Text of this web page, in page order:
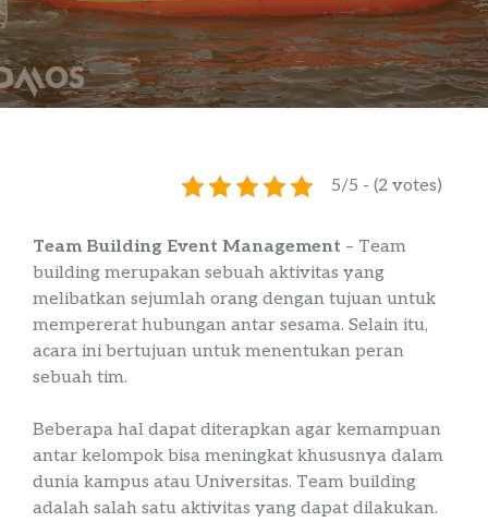
5/5 - (2 votes)
Team Building Event Management – Team
building merupakan sebuah aktivitas yang
melibatkan sejumlah orang dengan tujuan untuk
mempererat hubungan antar sesama. Selain itu,
acara ini bertujuan untuk menentukan peran
sebuah tim.
Beberapa hal dapat diterapkan agar kemampuan
antar kelompok bisa meningkat khususnya dalam
dunia kampus atau Universitas. Team building
adalah salah satu aktivitas yang dapat dilakukan.